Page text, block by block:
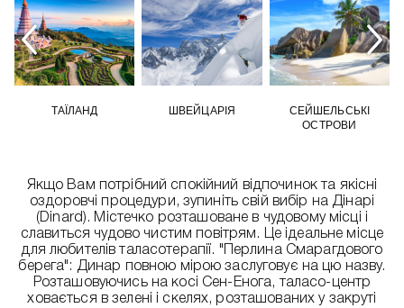
ТАЇЛАНД ШВЕЙЦАРІЯ
СЕЙШЕЛЬСЬКІ
ОСТРОВИ
Якщо Вам потрібний спокійний відпочинок та якісні
оздоровчі процедури, зупиніть свій вибір на Дінарі
(Dinard). Містечко розташоване в чудовому місці і
славиться чудово чистим повітрям. Це ідеальне місце
для любителів таласотерапії. "Перлина Смарагдового
берега": Динар повною мірою заслуговує на цю назву.
Розташовуючись на косі Сен-Енога, таласо-центр
ховається в зелені і скелях, розташованих у закруті